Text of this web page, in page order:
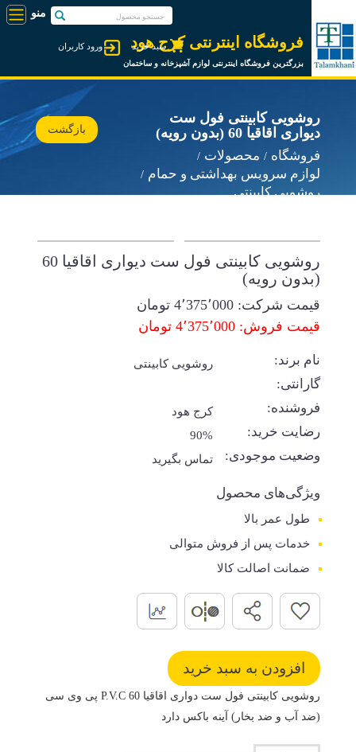
فروشگاه اینترنتی کرج هود
بزرگترین فروشگاه اینترنتی لوازم آشپزخانه و ساختمان
ورود کاربران سبد خرید
روشویی کابینتی فول ست
دیواری اقاقیا 60 (بدون رویه)
فروشگاه
محصولات
لوازم سرویس بهداشتی و حمام
روشویی کابینتی
بازگشت
روشویی کابینتی فول ست دیواری اقاقیا 60
(بدون رویه)
قیمت شرکت: 4٬375٬000تومان
قیمت فروش: 4٬375٬000 تومان
نام برند: روشویی کابینتی
گارانتی:
فروشنده:
کرج هود
رضایت خرید: 90%
وضعیت موجودی: تماس بگیرید
ویژگی‌های محصول
طول عمر بالا
خدمات پس از فروش متوالی
ضمانت اصالت کالا
روشویی کابینتی فول ست دواری اقاقیا 60 P.V.C پی وی سی
(ضد آب و ضد بخار) آینه باکس دارد